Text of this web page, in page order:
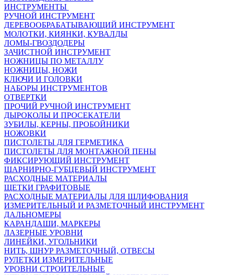
ИНСТРУМЕНТЫ
РУЧНОЙ ИНСТРУМЕНТ
ДЕРЕВООБРАБАТЫВАЮЩИЙ ИНСТРУМЕНТ
МОЛОТКИ, КИЯНКИ, КУВАЛДЫ
ЛОМЫ-ГВОЗДОДЕРЫ
ЗАЧИСТНОЙ ИНСТРУМЕНТ
НОЖНИЦЫ ПО МЕТАЛЛУ
НОЖНИЦЫ, НОЖИ
КЛЮЧИ И ГОЛОВКИ
НАБОРЫ ИНСТРУМЕНТОВ
ОТВЕРТКИ
ПРОЧИЙ РУЧНОЙ ИНСТРУМЕНТ
ДЫРОКОЛЫ И ПРОСЕКАТЕЛИ
ЗУБИЛЫ, КЕРНЫ, ПРОБОЙНИКИ
НОЖОВКИ
ПИСТОЛЕТЫ ДЛЯ ГЕРМЕТИКА
ПИСТОЛЕТЫ ДЛЯ МОНТАЖНОЙ ПЕНЫ
ФИКСИРУЮЩИЙ ИНСТРУМЕНТ
ШАРНИРНО-ГУБЦЕВЫЙ ИНСТРУМЕНТ
РАСХОДНЫЕ МАТЕРИАЛЫ
ЩЕТКИ ГРАФИТОВЫЕ
РАСХОДНЫЕ МАТЕРИАЛЫ ДЛЯ ШЛИФОВАНИЯ
ИЗМЕРИТЕЛЬНЫЙ И РАЗМЕТОЧНЫЙ ИНСТРУМЕНТ
ДАЛЬНОМЕРЫ
КАРАНДАШИ, МАРКЕРЫ
ЛАЗЕРНЫЕ УРОВНИ
ЛИНЕЙКИ, УГОЛЬНИКИ
НИТЬ, ШНУР РАЗМЕТОЧНЫЙ, ОТВЕСЫ
РУЛЕТКИ ИЗМЕРИТЕЛЬНЫЕ
УРОВНИ СТРОИТЕЛЬНЫЕ